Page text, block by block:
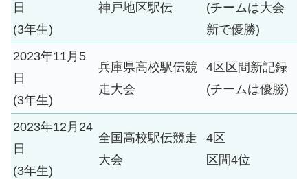
日
(3年生)
神戸地区駅伝
(チームは大会
新で優勝)
2023年11月5
日
(3年生)
兵庫県高校駅伝競
走大会
4区区間新記録
(チームは優勝)
2023年12月24
日
(3年生)
全国高校駅伝競走
大会
4区
区間4位